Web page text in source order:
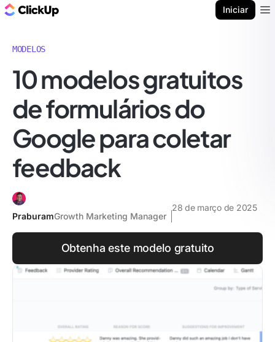
Iniciar
MODELOS
10 modelos gratuitos
de formulários do
Google para coletar
feedback
PraburamGrowth Marketing Manager
28 de março de 2025
Obtenha este modelo gratuito